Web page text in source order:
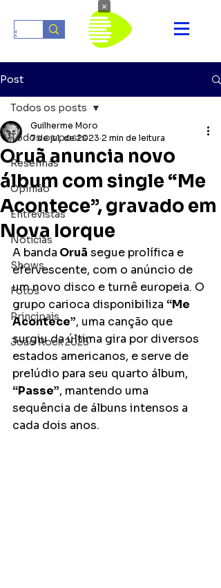
Post
Todos os posts
Resenhas
Opinião
Entrevistas
Notícias
Shows
Fotos
Principais
João Rock 2025
Todos os posts
Oruã anuncia novo
álbum com single “Me
Acontece”, gravado em
Nova Iorque
Guilherme Moro
7 de jul. de 2023 2 min de leitura
A banda Oruã segue prolífica e
efervescente, com o anúncio de
um novo disco e turnê europeia. O
grupo carioca disponibiliza “Me
Acontece”, uma canção que
surgiu da última gira por diversos
estados americanos, e serve de
prelúdio para seu quarto álbum,
“Passe”, mantendo uma
sequência de álbuns intensos a
cada dois anos.
×